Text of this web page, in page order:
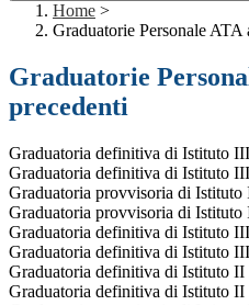
Home >
Graduatorie Personale ATA
Graduatorie
precedenti
Graduatoria definitiva di Istituto
Graduatoria definitiva di Istituto
Graduatoria provvisoria di
Graduatoria provvisoria di
Graduatoria definitiva di Istituto
Graduatoria definitiva di Istituto
Graduatoria definitiva di Istituto
Graduatoria definitiva di Istituto